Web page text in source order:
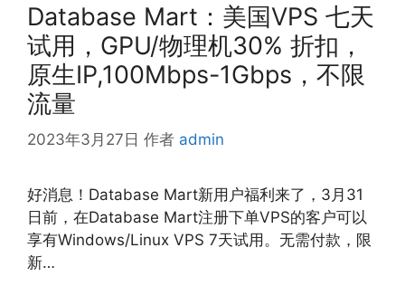
Database Mart：美国VPS 七天
试用，GPU/物理机30% 折扣，
原生IP,100Mbps-1Gbps，不限
流量
2023年3月27日 作者 admin
好消息！Database Mart新用户福利来了，3月31
日前，在Database Mart注册下单VPS的客户可以
享有Windows/Linux VPS 7天试用。无需付款，限
新…